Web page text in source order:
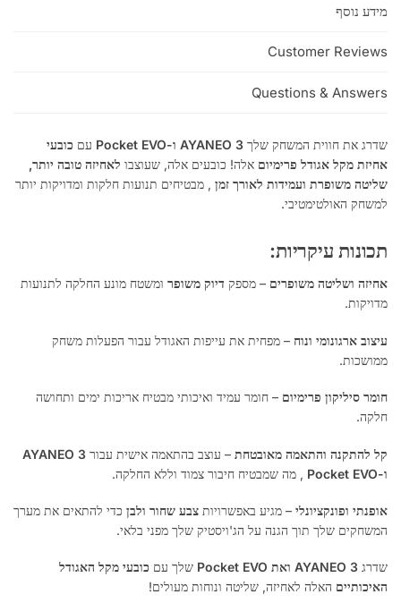
מידע נוסף
Customer Reviews
Questions & Answers
שדרג את חווית המשחק שלך AYANEO 3 ו-Pocket EVO עם כובעי
אחיזת מקל אגודל פרימיום אלה! כובעים אלה, שעוצבו לאחיזה טובה יותר,
שליטה משופרת ועמידות לאורך זמן , מבטיחים תנועות חלקות ומדויקות יותר
למשחק האולטימטיבי.
תכונות עיקריות:
אחיזה ושליטה משופרים – מספק דיוק משופר ומשטח מונע החלקה לתנועות
מדויקות.
עיצוב ארגונומי ונוח – מפחית את עייפות האגודל עבור הפעלות משחק
ממושכות.
חומר סיליקון פרימיום – חומר עמיד ואיכותי מבטיח אריכות ימים ותחושה
חלקה.
קל להתקנה והתאמה מאובטחת – עוצב בהתאמה אישית עבור AYANEO 3
ו-Pocket EVO
, מה שמבטיח חיבור צמוד וללא החלקה.
אופנתי ופונקציונלי – מגיע באפשרויות צבע שחור ולבן כדי להתאים את מערך
המשחקים שלך תוך הגנה על הג'ויסטיק שלך מפני בלאי.
שדרג AYANEO 3 ואת Pocket EVO שלך עם כובעי מקל האגודל
האיכותיים האלה לאחיזה, שליטה ונוחות מעולים!